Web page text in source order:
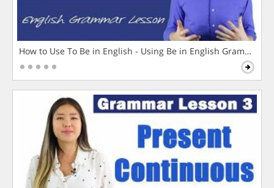
How to Use To Be in English - Using Be in English Grammar